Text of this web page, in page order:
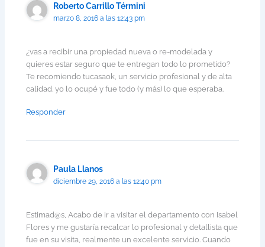
Roberto Carrillo Términi
marzo 8, 2016 a las 12:43 pm
¿vas a recibir una propiedad nueva o re-modelada y
quieres estar seguro que te entregan todo lo prometido?
Te recomiendo tucasaok, un servicio profesional y de alta
calidad. yo lo ocupé y fue todo (y más) lo que esperaba.
Responder
Paula Llanos
diciembre 29, 2016 a las 12:40 pm
Estimad@s, Acabo de ir a visitar el departamento con Isabel
Flores y me gustaría recalcar lo profesional y detallista que
fue en su visita, realmente un excelente servicio. Cuando